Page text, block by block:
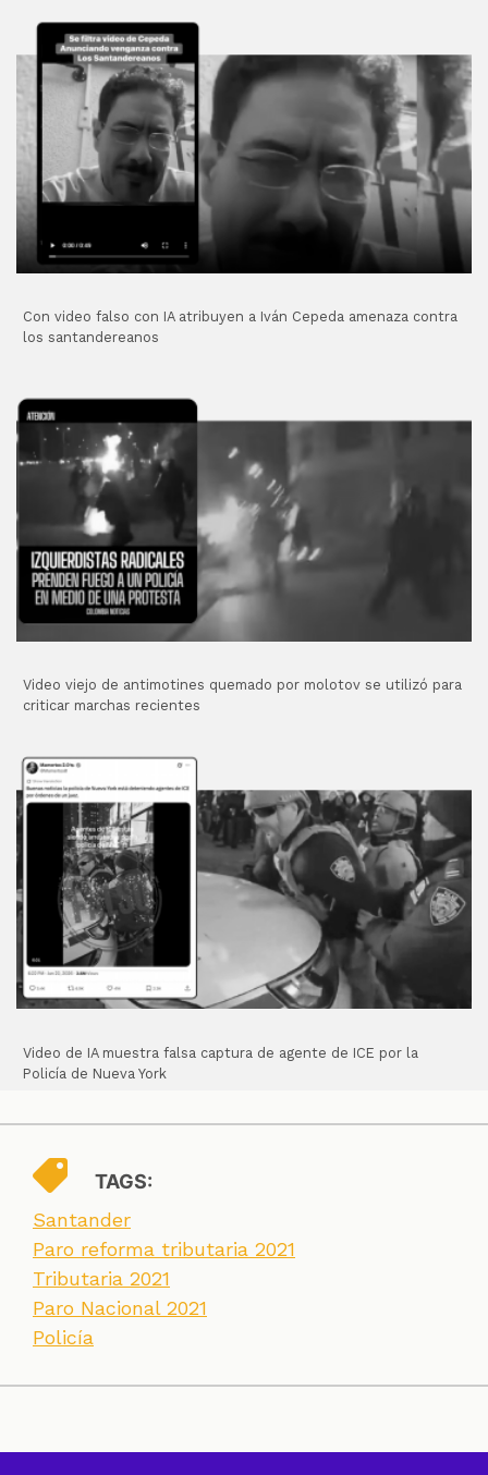
Con video falso con IA atribuyen a Iván Cepeda amenaza contra
los santandereanos
Video viejo de antimotines quemado por molotov se utilizó para
criticar marchas recientes
Video de IA muestra falsa captura de agente de ICE por la
Policía de Nueva York
TAGS:
Santander
Paro reforma tributaria 2021
Tributaria 2021
Paro Nacional 2021
Policía